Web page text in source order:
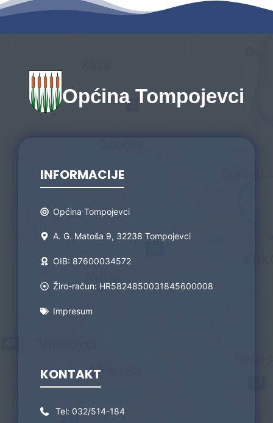
Općina Tompojevci
INFORMACIJE
Općina Tompojevci
A. G. Matoša 9, 32238 Tompojevci
OIB: 87600034572
Žiro-račun: HR5824850031845600008
Impresum
KONTAKT
Tel: 032/514-184